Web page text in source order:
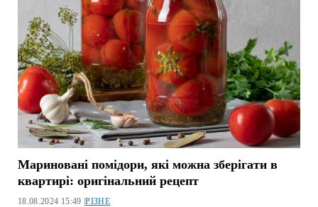
Мариновані помідори, які можна зберігати в
квартирі: оригінальний рецепт
18.08.2024 15:49 |РІЗНЕ